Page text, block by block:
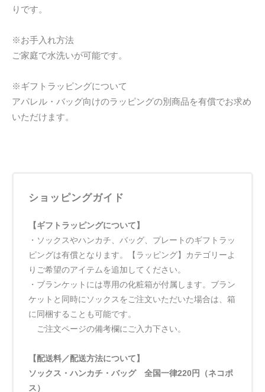
りです。
※お手入れ方法
ご家庭で水洗いが可能です。
※ギフトラッピングについて
アパレル・バッグ向けのラッピングの別商品を有償でお求め
いただけます。
ショッピングガイド
【ギフトラッピングについて】
・ソックスやハンカチ、バッグ、プレートのギフトラッ
ピングは有償となります。【ラッピング】カテゴリーよ
りご希望のアイテムを追加してください。
・ブランケットには専用の化粧箱が付属します。ブラン
ケットと同時にソックスをご注文いただいた場合は、箱
に同梱することも可能です。
ご注文ページの備考欄にご入力下さい。
【配送料／配送方法について】
ソックス・ハンカチ・バッグ 全国一律220円（ネコポ
ス）